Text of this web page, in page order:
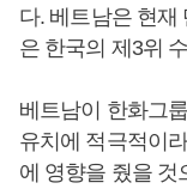
다. 베트남은 현재
은 한국의 제3위
베트남이 한화그
유치에 적극적이
에 영향을 줬을 것